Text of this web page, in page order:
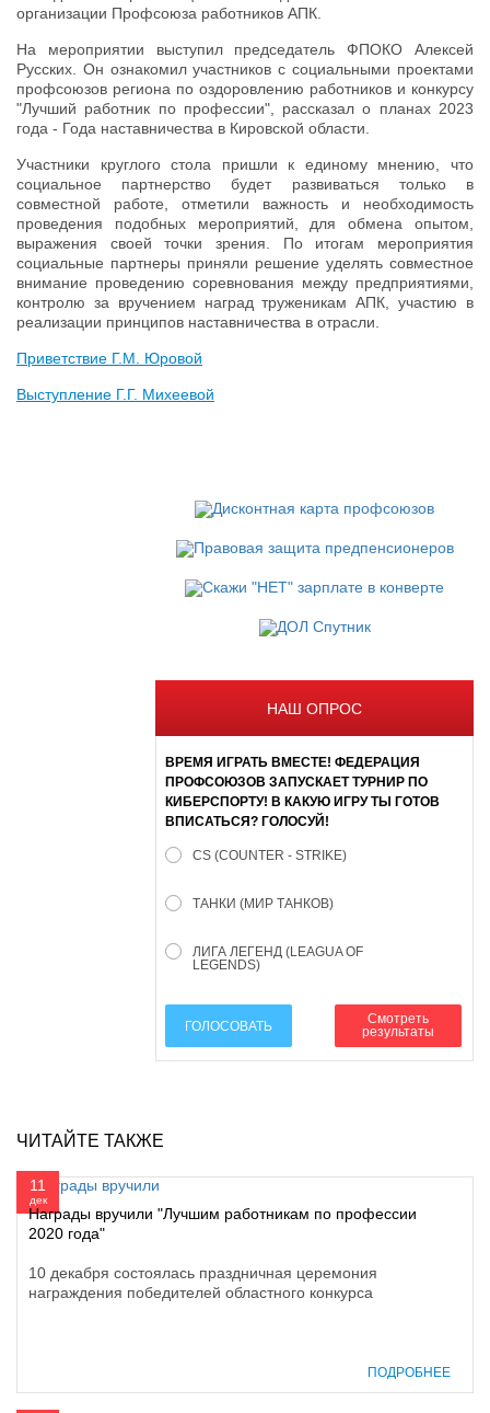
организации Профсоюза работников АПК.
На мероприятии выступил председатель ФПОКО Алексей
Русских. Он ознакомил участников с социальными проектами
профсоюзов региона по оздоровлению работников и конкурсу
"Лучший работник по профессии", рассказал о планах 2023
года - Года наставничества в Кировской области.
Участники круглого стола пришли к единому мнению, что
социальное партнерство будет развиваться только в
совместной работе, отметили важность и необходимость
проведения подобных мероприятий, для обмена опытом,
выражения своей точки зрения. По итогам мероприятия
социальные партнеры приняли решение уделять совместное
внимание проведению соревнования между предприятиями,
контролю за вручением наград труженикам АПК, участию в
реализации принципов наставничества в отрасли.
Приветствие Г.М. Юровой
Выступление Г.Г. Михеевой
НАШ ОПРОС
ВРЕМЯ ИГРАТЬ ВМЕСТЕ! ФЕДЕРАЦИЯ
ПРОФСОЮЗОВ ЗАПУСКАЕТ ТУРНИР ПО
КИБЕРСПОРТУ! В КАКУЮ ИГРУ ТЫ ГОТОВ
ВПИСАТЬСЯ? ГОЛОСУЙ!
CS (COUNTER - STRIKE)
ТАНКИ (МИР ТАНКОВ)
ЛИГА ЛЕГЕНД (LEAGUA OF
LEGENDS)
ГОЛОСОВАТЬ
Смотреть
результаты
ЧИТАЙТЕ ТАКЖЕ
11
дек
Награды вручили "Лучшим работникам по профессии
2020 года"
10 декабря состоялась праздничная церемония
награждения победителей областного конкурса
ПОДРОБНЕЕ